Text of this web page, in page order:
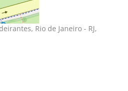
Rio de Janeiro - RJ,